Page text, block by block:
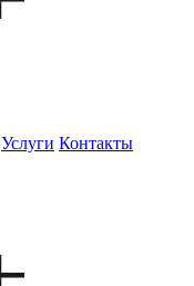
Услуги Контакты